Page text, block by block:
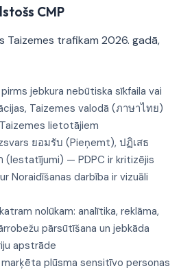
CMP
Taizemes trafikam 2026. gadā,
jebkura nebūtiska sīkfaila vai
Taizemes valodā (ภาษาไทย)
lietotājiem
ยอมรับ (Pieņemt), ปฏิเสธ
(Iestatījumi) — PDPC ir kritizējis
Noraidīšanas darbība ir vizuāli
nolūkam: analītika, reklāma,
pārsūtīšana un jebkāda
apstrāde
plūsma sensitīvo personas